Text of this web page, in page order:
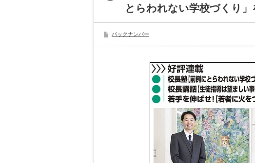
とらわれない学校づくり」
バックナンバー